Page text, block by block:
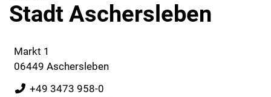
Stadt Aschersleben
Markt 1
06449 Aschersleben
+49 3473 958-0